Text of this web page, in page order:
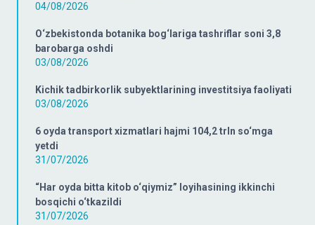
04/08/2026
O‘zbekistonda botanika bog‘lariga tashriflar soni 3,8
barobarga oshdi
03/08/2026
Kichik tadbirkorlik subyektlarining investitsiya faoliyati
03/08/2026
6 oyda transport xizmatlari hajmi 104,2 trln so‘mga
yetdi
31/07/2026
“Har oyda bitta kitob o‘qiymiz” loyihasining ikkinchi
bosqichi o‘tkazildi
31/07/2026